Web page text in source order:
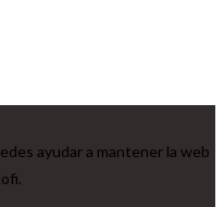
ayudar a mantener la web